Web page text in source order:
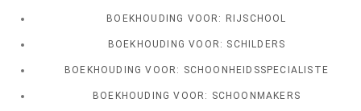
BOEKHOUDING VOOR: RIJSCHOOL
BOEKHOUDING VOOR: SCHILDERS
BOEKHOUDING VOOR: SCHOONHEIDSSPECIALISTE
BOEKHOUDING VOOR: SCHOONMAKERS